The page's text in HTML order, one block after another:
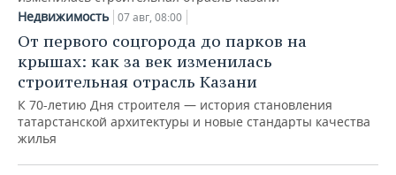
Недвижимость 07 авг, 08:00
От первого соцгорода до парков на
крышах: как за век изменилась
строительная отрасль Казани
К 70-летию Дня строителя — история становления
татарстанской архитектуры и новые стандарты качества
жилья